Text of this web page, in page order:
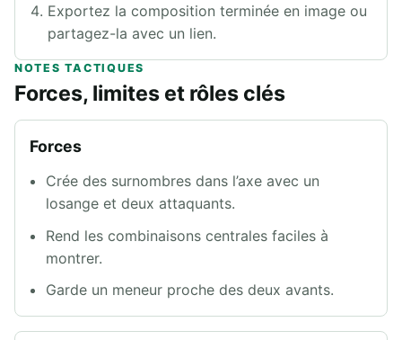
Exportez la composition terminée en image ou
partagez-la avec un lien.
NOTES TACTIQUES
Forces, limites et rôles clés
Forces
Crée des surnombres dans l’axe avec un
losange et deux attaquants.
Rend les combinaisons centrales faciles à
montrer.
Garde un meneur proche des deux avants.